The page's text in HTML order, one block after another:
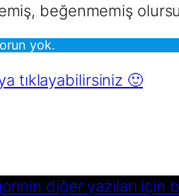
beğenmemiş
yok.
tıklayabilirsiniz 🙂
diğer yazıları için